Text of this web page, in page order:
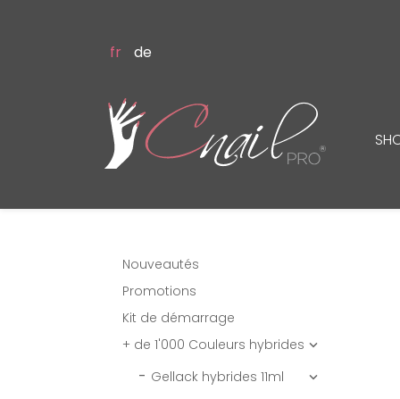
fr de
Nouveautés
Promotions
Kit de démarrage
+ de 1'000 Couleurs hybrides 
Gellack hybrides 11ml 